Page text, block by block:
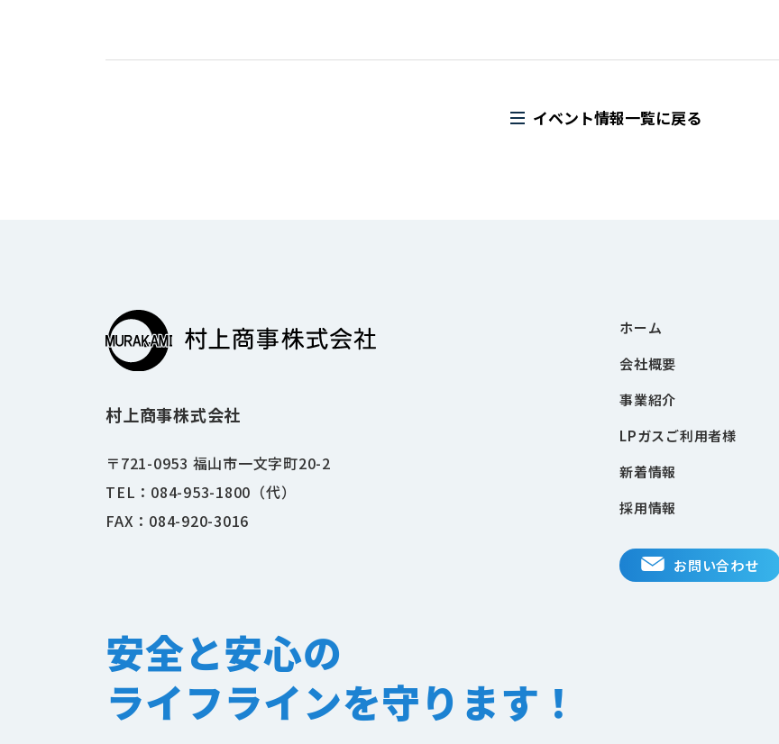
イベント情報一覧に戻る
村上商事株式会社
〒721-0953 福山市一文字町20-2
TEL：084-953-1800（代）
FAX：084-920-3016
安全と安心の
ライフラインを守ります！
ホーム
会社概要
事業紹介
LPガスご利用者様
新着情報
採用情報
お問い合わせ